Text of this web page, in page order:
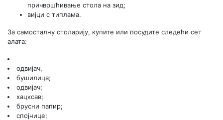
причвршћивање стола на зид;
вијци с типлама.
За самосталну столарију, купите или посудите следећи сет
алата:
одвијач,
бушилица;
одвијач;
хацксав;
брусни папир;
спојнице;